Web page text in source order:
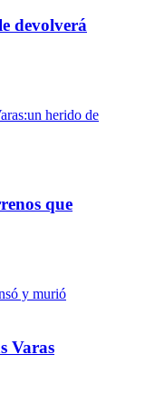
devolverá
que
Varas